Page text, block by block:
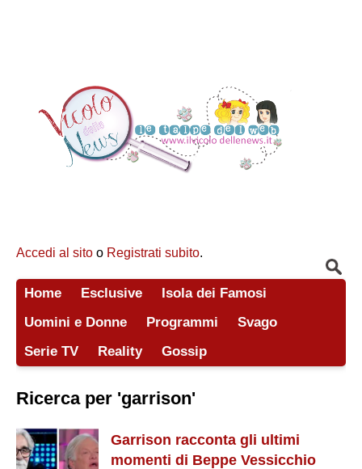
Accedi al sito o Registrati subito.
Home Esclusive
Isola dei Famosi
Uomini e Donne
Programmi
Svago
Serie TV
Reality Gossip
Ricerca per 'garrison'
Garrison racconta gli ultimi
momenti di Beppe Vessicchio